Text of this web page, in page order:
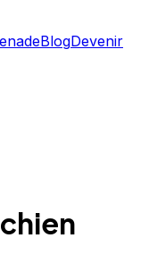
BlogDevenir